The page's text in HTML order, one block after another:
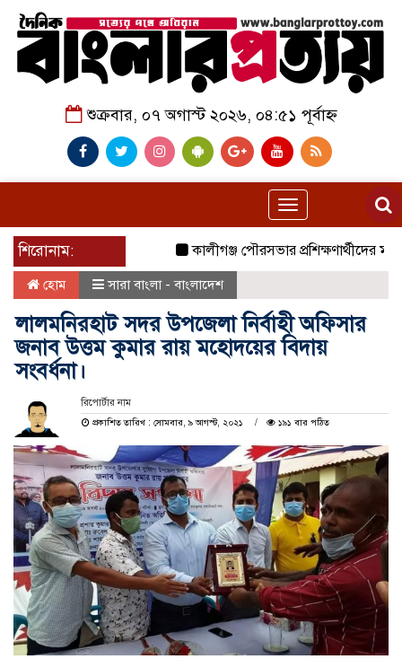
শুক্রবার, ০৭ অগাস্ট ২০২৬, ০৪:৫১ পূর্বাহ্ন
Toggle
navigation
শিরোনাম:
কালীগঞ্জ পৌরসভার প্রশিক্ষণার্থীদের মাঝে
হোম সারা বাংলা - বাংলাদেশ
লালমনিরহাট সদর উপজেলা নির্বাহী অফিসার
জনাব উত্তম কুমার রায় মহোদয়ের বিদায়
সংবর্ধনা।
রিপোর্টার নাম
প্রকাশিত তারিখ : সোমবার, ৯ আগস্ট, ২০২১
১৯১ বার পঠিত